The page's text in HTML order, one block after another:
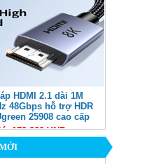
HDMI 2.1 dài 1M
48Gbps hỗ trợ HDR
25908 cao cấp
170,000 VNĐ